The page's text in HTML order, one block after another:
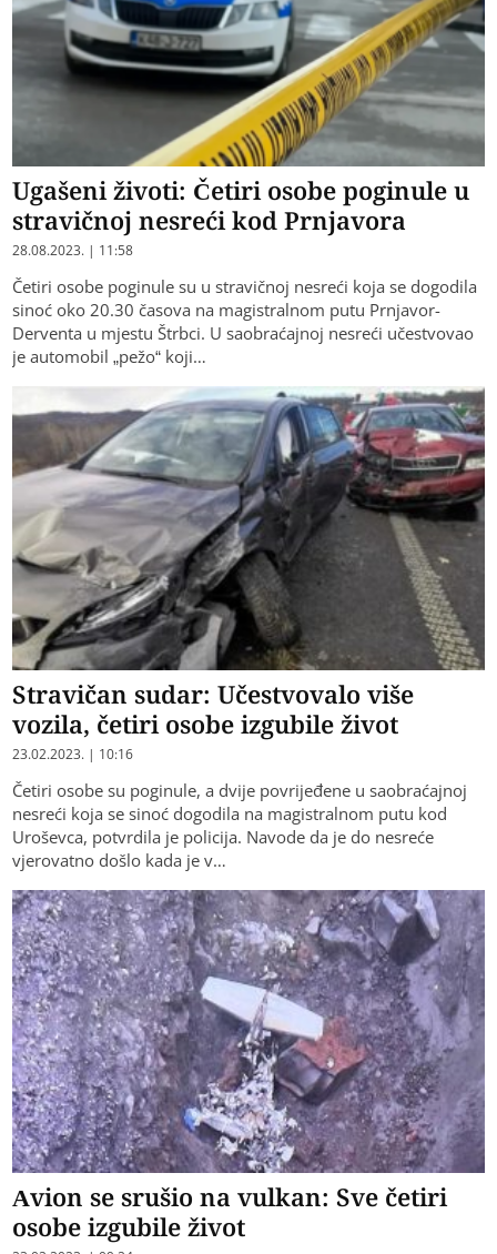
Ugašeni životi: Četiri osobe poginule u
stravičnoj nesreći kod Prnjavora
28.08.2023. | 11:58
Četiri osobe poginule su u stravičnoj nesreći koja se dogodila
sinoć oko 20.30 časova na magistralnom putu Prnjavor-
Derventa u mjestu Štrbci. U saobraćajnoj nesreći učestvovao
je automobil „pežo“ koji…
Stravičan sudar: Učestvovalo više
vozila, četiri osobe izgubile život
23.02.2023. | 10:16
Četiri osobe su poginule, a dvije povrijeđene u saobraćajnoj
nesreći koja se sinoć dogodila na magistralnom putu kod
Uroševca, potvrdila je policija. Navode da je do nesreće
vjerovatno došlo kada je v…
Avion se srušio na vulkan: Sve četiri
osobe izgubile život